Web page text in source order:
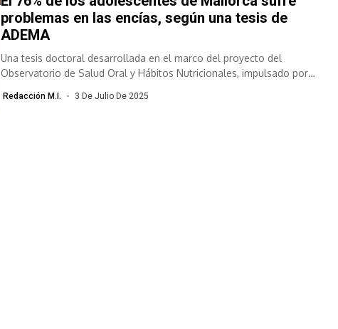
problemas en las encías, según una tesis de
ADEMA
Una tesis doctoral desarrollada en el marco del proyecto del
Observatorio de Salud Oral y Hábitos Nutricionales, impulsado por
Redacción M.I. 3 De Julio De 2025